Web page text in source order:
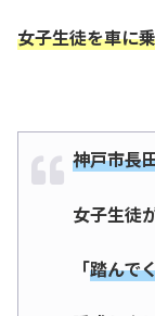
女子生徒を車に
神戸市長
女子生徒
「踏んで